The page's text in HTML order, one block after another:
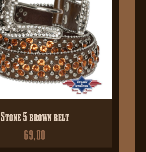
Stone 5 brown belt
69,00